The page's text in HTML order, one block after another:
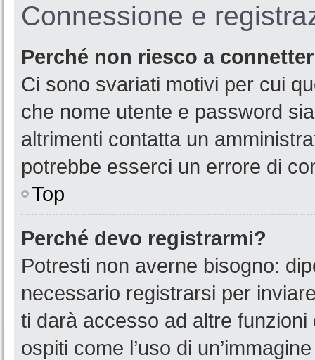
Connessione e
Perché non riesco a
Ci sono svariati motivi per cui
che nome utente e password
altrimenti contatta un
potrebbe esserci un errore di
Top
Perché devo registrarmi?
Potresti non averne bisogno:
necessario registrarsi per
ti darà accesso ad altre
ospiti come l’uso di